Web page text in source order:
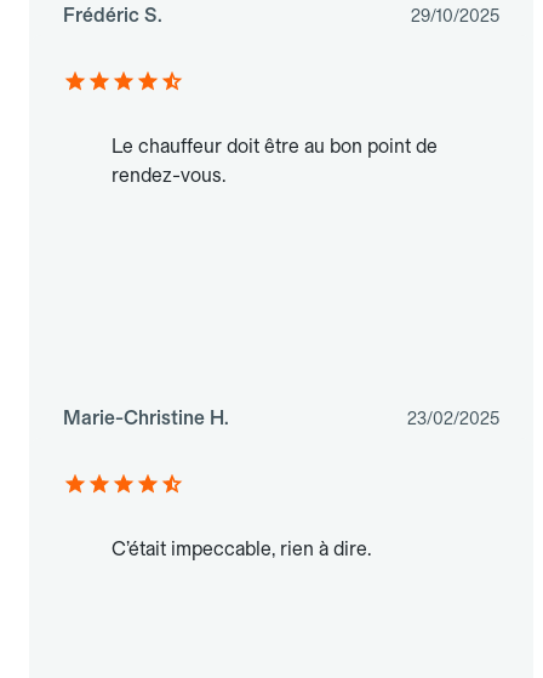
Frédéric S. 29/10/2025
Le chauffeur doit être au bon point de
rendez-vous.
Marie-Christine H. 23/02/2025
C’était impeccable, rien à dire.